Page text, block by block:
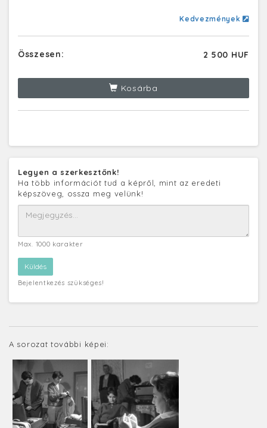
Kedvezmények
Összesen: 2 500 HUF
Kosárba
Legyen a szerkesztőnk!
Ha több információt tud a képről, mint az eredeti
képszöveg, ossza meg velünk!
Max. 1000 karakter
Bejelentkezés szükséges!
A sorozat további képei: